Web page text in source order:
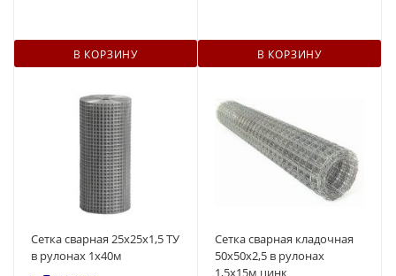
В КОРЗИНУ В КОРЗИНУ
Сетка сварная 25x25х1,5 ТУ
в рулонах 1х40м
Сетка сварная кладочная
50х50х2,5 в рулонах
1,5х15м цинк